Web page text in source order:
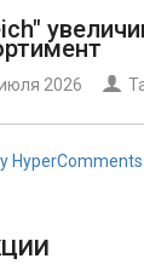
2026
HyperComments